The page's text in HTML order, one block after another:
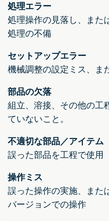
処理エラー
処理操作の見落し、また
処理の不備
セットアップエラー
機械調整の設定ミス、ま
部品の欠落
組立、溶接、その他の工
ていないこと。
不適切な部品／アイテム
誤った部品を工程で使用
操作ミス
誤った操作の実施、また
バージョンでの操作